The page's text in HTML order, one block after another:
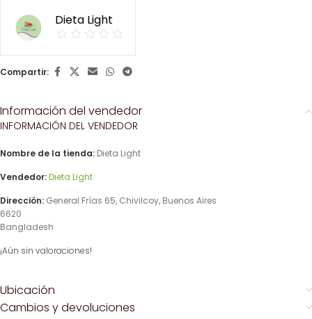
Dieta Light
Compartir:
Información del vendedor
INFORMACIÓN DEL VENDEDOR
Nombre de la tienda: Dieta Light
Vendedor:Dieta Light
Dirección: General Frías 65, Chivilcoy, Buenos Aires
6620
Bangladesh
¡Aún sin valoraciones!
Ubicación
Cambios y devoluciones